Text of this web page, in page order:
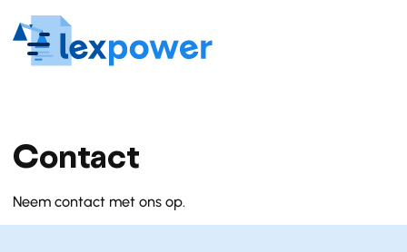
Contact
Neem contact met ons op.